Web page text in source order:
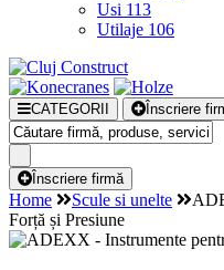
Usi 113
Utilaje 106
CATEGORII Înscriere
Înscriere firmă
Home Scule si unelte
Forță și Presiune